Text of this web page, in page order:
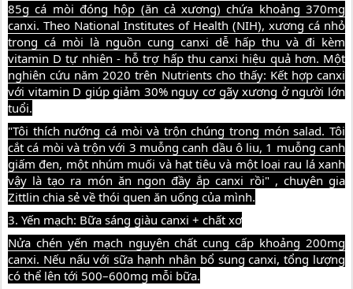
85g cá mòi đóng hộp (ăn cả xương) chứa khoảng 370mg
canxi. Theo National Institutes of Health (NIH), xương cá nhỏ
trong cá mòi là nguồn cung canxi dễ hấp thu và đi kèm
vitamin D tự nhiên - hỗ trợ hấp thu canxi hiệu quả hơn. Một
nghiên cứu năm 2020 trên Nutrients cho thấy: Kết hợp canxi
với vitamin D giúp giảm 30% nguy cơ gãy xương ở người lớn
tuổi.
"Tôi thích nướng cá mòi và trộn chúng trong món salad. Tôi
cắt cá mòi và trộn với 3 muỗng canh dầu ô liu, 1 muỗng canh
giấm đen, một nhúm muối và hạt tiêu và một loại rau lá xanh
vậy là tạo ra món ăn ngon đầy ắp canxi rồi" , chuyên gia
Zittlin chia sẻ về thói quen ăn uống của mình.
3. Yến mạch: Bữa sáng giàu canxi + chất xơ
Nửa chén yến mạch nguyên chất cung cấp khoảng 200mg
canxi. Nếu nấu với sữa hạnh nhân bổ sung canxi, tổng lượng
có thể lên tới 500–600mg mỗi bữa.